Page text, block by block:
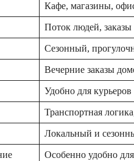
Кафе, магазины,
Поток людей, заказы
Сезонный,
Вечерние заказы
Удобно для
Транспортная
Локальный и
Особенно удобно